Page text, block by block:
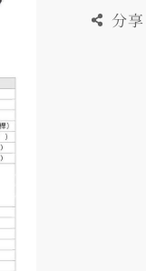
分享